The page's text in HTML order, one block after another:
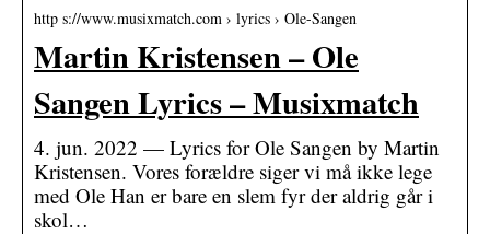
http s://www.musixmatch.com › lyrics › Ole-Sangen
Martin Kristensen – Ole
Sangen Lyrics – Musixmatch
4. jun. 2022 — Lyrics for Ole Sangen by Martin
Kristensen. Vores forældre siger vi må ikke lege
med Ole Han er bare en slem fyr der aldrig går i
skol…